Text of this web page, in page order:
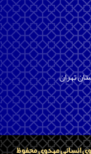
تهران
انسانی مهدوی محفوظ